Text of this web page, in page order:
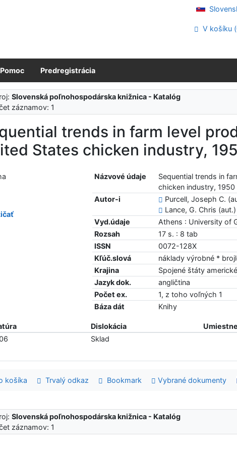
V košíku (
Pomoc Predregistrácia
Slovenská poľnohospodárska knižnica - Katalóg
záznamov: 1
trends in farm level
States chicken industry,
Názvové údaje
Sequential trends in
chicken industry,
Autor-i
Purcell, Joseph C.
Lance, G. Chris (aut.)
Vyd.údaje
Athens : University of
Rozsah
17 s. : 8 tab
ISSN
0072-128X
Kľúč.slová
náklady výrobné *
Krajina
Spojené štáty americké
Jazyk dok.
angličtina
Počet ex.
1, z toho voľných 1
Báza dát
Knihy
Dislokácia
Sklad
košíka Trvalý odkaz Bookmark Vybrané dokumenty
Slovenská poľnohospodárska knižnica - Katalóg
záznamov: 1